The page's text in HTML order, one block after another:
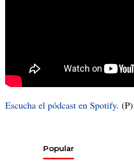
Escucha el pódcast en Spotify. (P)
Popular